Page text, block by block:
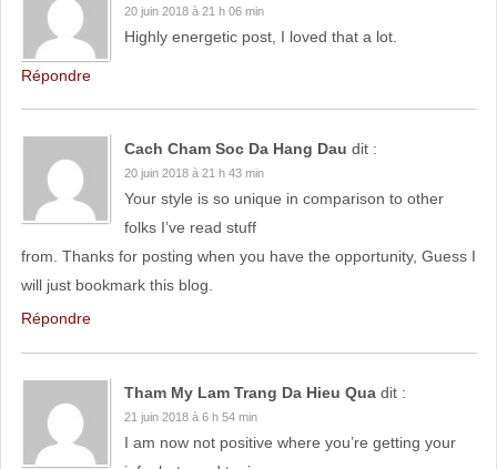
20 juin 2018 à 21 h 06 min
Highly energetic post, I loved that a lot.
Répondre
Cach Cham Soc Da Hang Dau dit :
20 juin 2018 à 21 h 43 min
Your style is so unique in comparison to other
folks I’ve read stuff
from. Thanks for posting when you have the opportunity, Guess I
will just bookmark this blog.
Répondre
Tham My Lam Trang Da Hieu Qua dit :
21 juin 2018 à 6 h 54 min
I am now not positive where you’re getting your